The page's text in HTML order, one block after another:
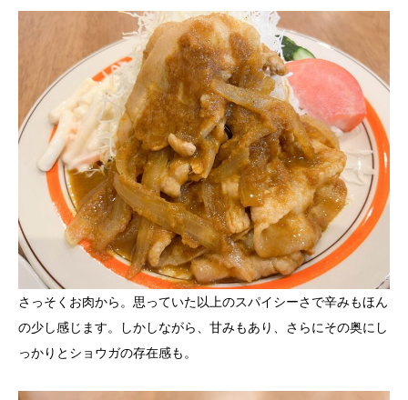
さっそくお肉から。思っていた以上のスパイシーさで辛みもほん
の少し感じます。しかしながら、甘みもあり、さらにその奥にし
っかりとショウガの存在感も。